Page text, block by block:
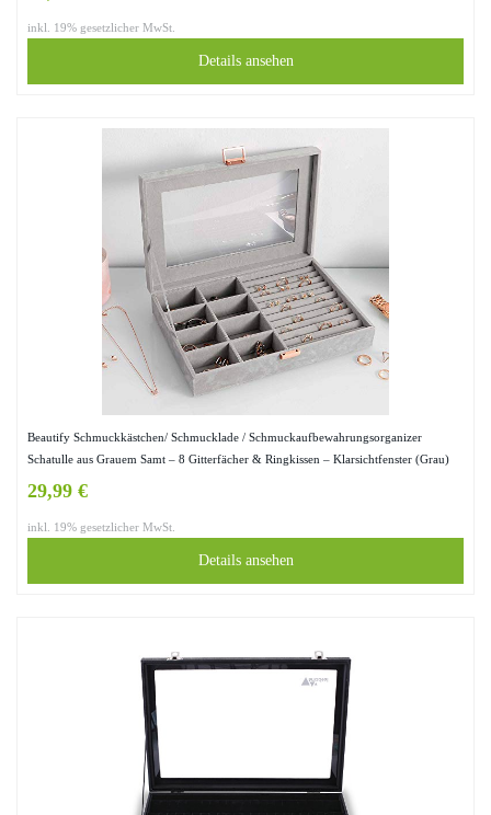
inkl. 19% gesetzlicher MwSt.
Details ansehen
Beautify Schmuckkästchen/ Schmucklade / Schmuckaufbewahrungsorganizer
Schatulle aus Grauem Samt – 8 Gitterfächer & Ringkissen – Klarsichtfenster (Grau)
29,99 €
inkl. 19% gesetzlicher MwSt.
Details ansehen